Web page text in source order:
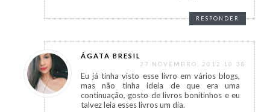
RESPONDER
ÁGATA BRESIL
27 NOVEMBRO, 2012 10:38
Eu já tinha visto esse livro em vários blogs,
mas não tinha ideia de que era uma
continuação, gosto de livros bonitinhos e eu
talvez leia esses livros um dia.